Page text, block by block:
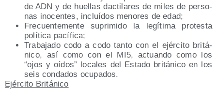
de ADN y de hue­llas dac­ti­la­res de miles de per­so­
nas ino­cen­tes, incluí­dos meno­res de edad;
Fre­cuen­te­men­te supri­mi­do la legí­ti­ma pro­tes­ta
polí­ti­ca pacífica;
Tra­ba­ja­do codo a codo tan­to con el ejér­ci­to bri­tá­
ni­co, así como con el MI5, actuan­do como los
“ojos y oídos” loca­les del Esta­do bri­tá­ni­co en los
seis con­da­dos ocupados.
Ejér­ci­to Británico